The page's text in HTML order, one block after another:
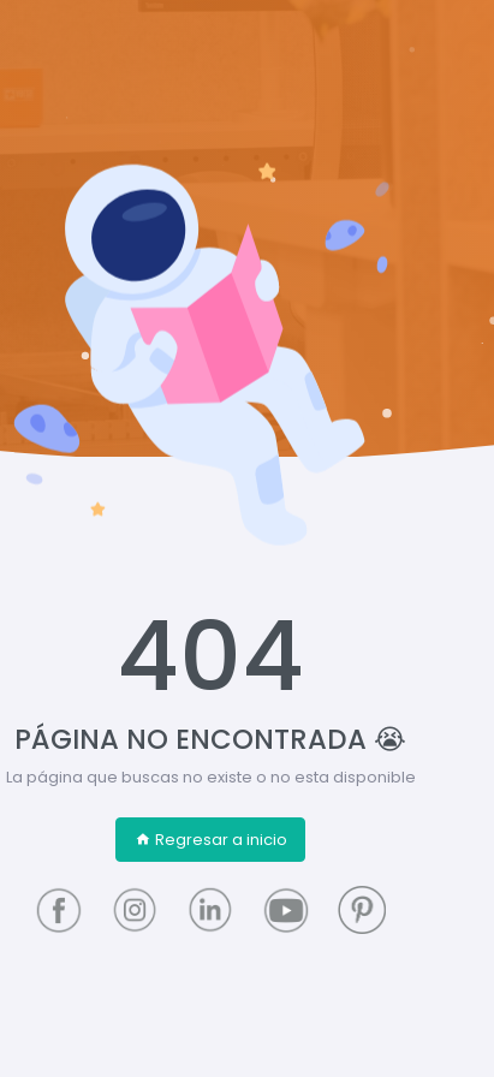
404
PÁGINA NO ENCONTRADA 😭
La página que buscas no existe o no esta disponible
Regresar a inicio